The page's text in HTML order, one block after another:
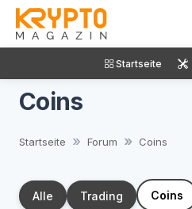
Startseite
Coins
Startseite Forum Coins
Alle Trading Coins